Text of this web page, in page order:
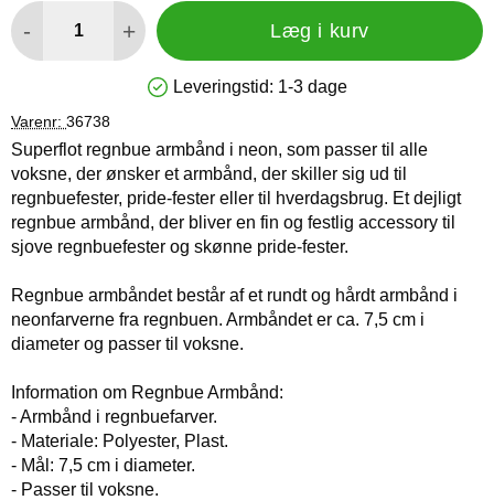
- + Læg i kurv
Produkttilgængelighed: På lager
Leveringstid: 1-3 dage
Varenr: 36738
Superflot regnbue armbånd i neon, som passer til alle
voksne, der ønsker et armbånd, der skiller sig ud til
regnbuefester, pride-fester eller til hverdagsbrug. Et dejligt
regnbue armbånd, der bliver en fin og festlig accessory til
sjove regnbuefester og skønne pride-fester.
Regnbue armbåndet består af et rundt og hårdt armbånd i
neonfarverne fra regnbuen. Armbåndet er ca. 7,5 cm i
diameter og passer til voksne.
Information om Regnbue Armbånd:
- Armbånd i regnbuefarver.
- Materiale: Polyester, Plast.
- Mål: 7,5 cm i diameter.
- Passer til voksne.